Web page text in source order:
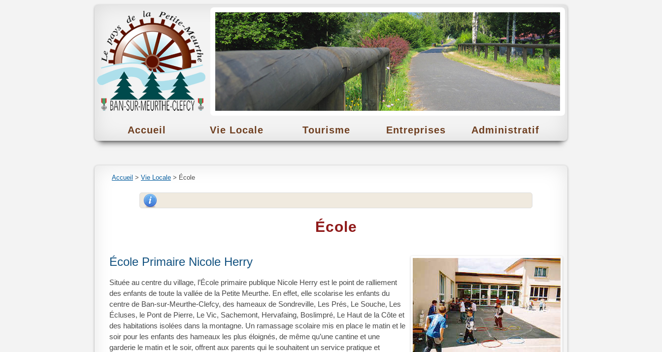
Accueil Vie Locale Tourisme Entreprises Administratif
Accueil > Vie Locale > École
École
École Primaire Nicole Herry
Située au centre du village, l’École primaire publique Nicole Herry est le point de ralliement
des enfants de toute la vallée de la Petite Meurthe. En effet, elle scolarise les enfants du
centre de Ban-sur-Meurthe-Clefcy, des hameaux de Sondreville, Les Prés, Le Souche, Les
Écluses, le Pont de Pierre, Le Vic, Sachemont, Hervafaing, Boslimpré, Le Haut de la Côte et
des habitations isolées dans la montagne. Un ramassage scolaire mis en place le matin et le
soir pour les enfants des hameaux les plus éloignés, de même qu’une cantine et une
garderie le matin et le soir, offrent aux parents qui le souhaitent un service pratique et